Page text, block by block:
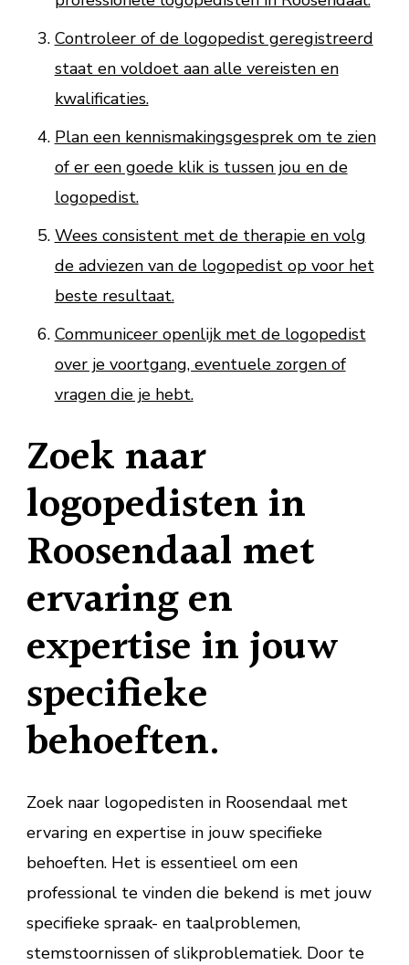
Controleer of de logopedist geregistreerd
staat en voldoet aan alle vereisten en
kwalificaties.
Plan een kennismakingsgesprek om te zien
of er een goede klik is tussen jou en de
logopedist.
Wees consistent met de therapie en volg
de adviezen van de logopedist op voor het
beste resultaat.
Communiceer openlijk met de logopedist
over je voortgang, eventuele zorgen of
vragen die je hebt.
Zoek naar
logopedisten in
Roosendaal met
ervaring en
expertise in jouw
specifieke
behoeften.
Zoek naar logopedisten in Roosendaal met
ervaring en expertise in jouw specifieke
behoeften. Het is essentieel om een
professional te vinden die bekend is met jouw
specifieke spraak- en taalproblemen,
stemstoornissen of slikproblematiek. Door te